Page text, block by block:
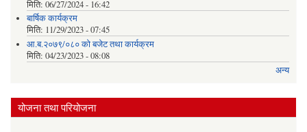
मिति: 06/27/2024 - 16:42
बार्षिक कार्यक्रम
मिति: 11/29/2023 - 07:45
आ.ब.२०७९/०८० को बजेट तथा कार्यक्रम
मिति: 04/23/2023 - 08:08
अन्य
योजना तथा परियोजना